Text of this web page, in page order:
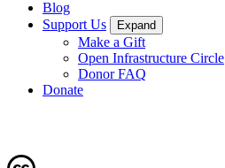
Blog
Support Us
Expand
Make a Gift
Open Infrastructure Circle
Donor FAQ
Donate